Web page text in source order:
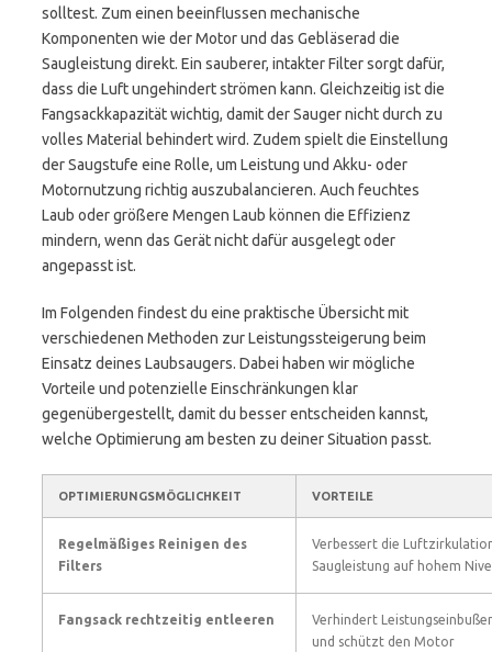
solltest. Zum einen beeinflussen mechanische
Komponenten wie der Motor und das Gebläserad die
Saugleistung direkt. Ein sauberer, intakter Filter sorgt dafür,
dass die Luft ungehindert strömen kann. Gleichzeitig ist die
Fangsackkapazität wichtig, damit der Sauger nicht durch zu
volles Material behindert wird. Zudem spielt die Einstellung
der Saugstufe eine Rolle, um Leistung und Akku- oder
Motornutzung richtig auszubalancieren. Auch feuchtes
Laub oder größere Mengen Laub können die Effizienz
mindern, wenn das Gerät nicht dafür ausgelegt oder
angepasst ist.
Im Folgenden findest du eine praktische Übersicht mit
verschiedenen Methoden zur Leistungssteigerung beim
Einsatz deines Laubsaugers. Dabei haben wir mögliche
Vorteile und potenzielle Einschränkungen klar
gegenübergestellt, damit du besser entscheiden kannst,
welche Optimierung am besten zu deiner Situation passt.
OPTIMIERUNGSMÖGLICHKEIT VORTEILE
Regelmäßiges Reinigen des
Filters
Verbessert die
Saugleistung auf hohem
Fangsack rechtzeitig entleeren
Verhindert
und schützt den Motor